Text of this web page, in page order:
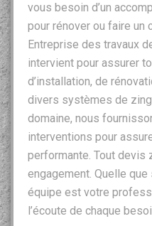
vous besoin d’un
pour rénover ou faire un
Entreprise des travaux
intervient pour assurer
d’installation, de
divers systèmes de
domaine, nous
interventions pour
performante. Tout devis
engagement. Quelle
équipe est votre
l’écoute de chaque